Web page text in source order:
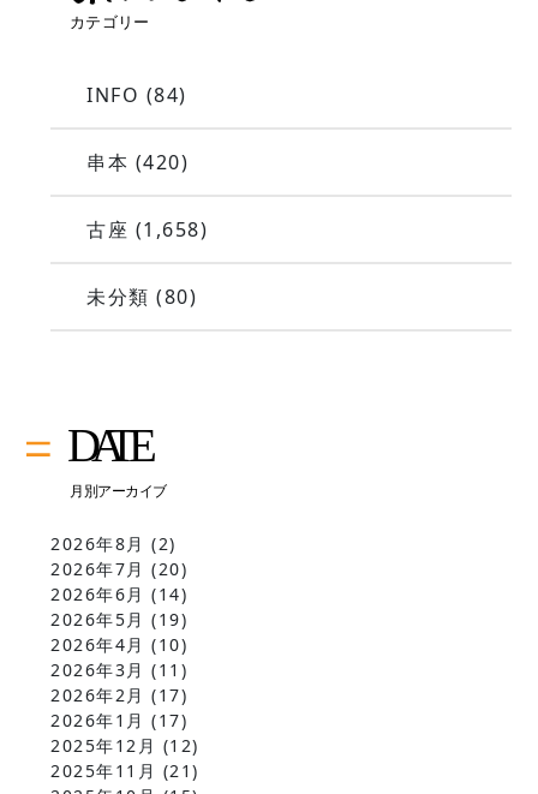
INFO (84)
串本 (420)
古座 (1,658)
未分類 (80)
2026年8月 (2)
2026年7月 (20)
2026年6月 (14)
2026年5月 (19)
2026年4月 (10)
2026年3月 (11)
2026年2月 (17)
2026年1月 (17)
2025年12月 (12)
2025年11月 (21)